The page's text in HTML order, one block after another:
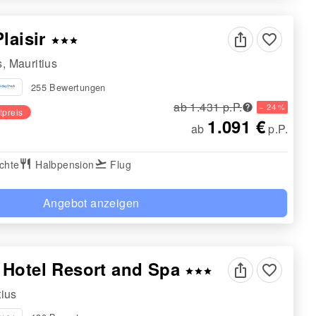
starstarstar favorite_border
Mauritius
255 Bewertungen
ab 1.431 p.P. − 24 %
ab 1.091 € p.P.
restaurant Halbpensionflight_takeoff Flug
Angebot anzeigen
Resort and Spa starstarstar favorite_border